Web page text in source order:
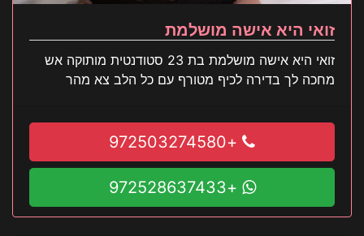
זואי היא אישה מושלמת
זואי היא אישה מושלמת בת 23 סטודנטית מותוקה אש
מחכה לך בדירה לכיף מטורף עם כל הלב צא מהר
+972503274580
+972528637433